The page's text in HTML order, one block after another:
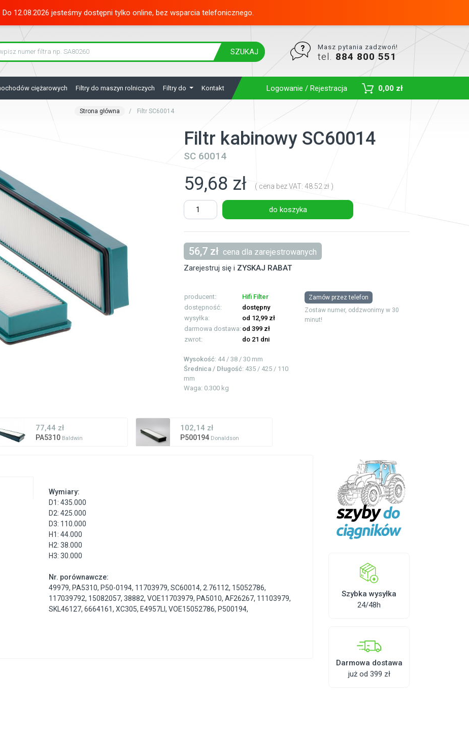
Do 12.08.2026 jesteśmy dostępni tylko online, bez wsparcia telefonicznego.
SZUKAJ
Masz pytania zadzwoń!
tel. 884 800 551
ciężarowych Filtry do maszyn rolniczych Filtry do Kontakt Logowanie / Rejestracja 0,00 zł
Strona główna Filtr SC60014
Filtr kabinowy SC60014
SC 60014
59,68 zł ( cena bez VAT: 48.52 zł )
do koszyka
56,7 zł cena dla zarejestrowanych
Zarejestruj się i ZYSKAJ RABAT
producent:
Hifi Filter
dostępność:
dostępny
wysyłka:
od 12,99 zł
darmowa dostawa: od 399 zł
zwrot:
do 21 dni
Wysokość: 44 / 38 / 30 mm
Średnica / Długość: 435 / 425 / 110
mm
Waga: 0.300 kg
Zamów przez telefon
Zostaw numer, oddzwonimy w 30
minut!
77,44 zł
PA5310 Baldwin
102,14 zł
P500194 Donaldson
Wymiary:
D1: 435.000
D2: 425.000
D3: 110.000
H1: 44.000
H2: 38.000
H3: 30.000
Nr. porównawcze:
49979, PA5310, P50-0194, 11703979,SC60014,2.76112, 15052786,
117039792, 15082057,38882,VOE11703979, PA5010,AF26267, 11103979,
SKL46127,6664161,XC305, E4957LI,VOE15052786, P500194,
Szybka wysyłka
24/48h
Darmowa dostawa
już od 399 zł